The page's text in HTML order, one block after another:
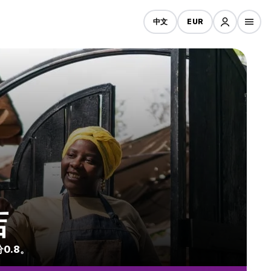
中文 EUR
。